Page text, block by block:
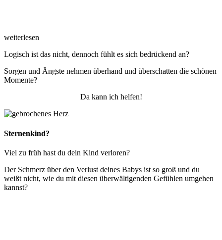
weiterlesen
Logisch ist das nicht, dennoch fühlt es sich bedrückend an?
Sorgen und Ängste nehmen überhand und überschatten die schönen
Momente?
Da kann ich helfen!
Sternenkind?
Viel zu früh hast du dein Kind verloren?
Der Schmerz über den Verlust deines Babys ist so groß und du
weißt nicht, wie du mit diesen überwältigenden Gefühlen umgehen
kannst?